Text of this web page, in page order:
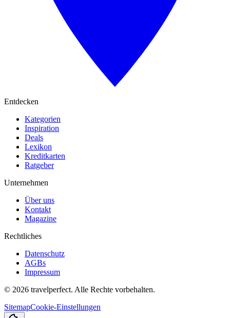
Entdecken
Kategorien
Inspiration
Deals
Lexikon
Kreditkarten
Ratgeber
Unternehmen
Über uns
Kontakt
Magazine
Rechtliches
Datenschutz
AGBs
Impressum
© 2026 travelperfect. Alle Rechte vorbehalten.
SitemapCookie-Einstellungen